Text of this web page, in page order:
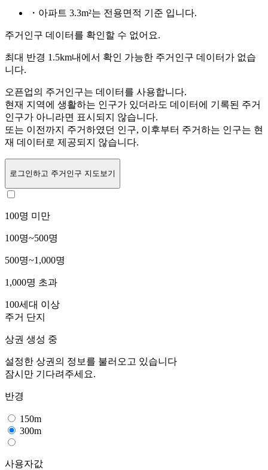
・아파트 3.3m²는 전용면적 기준 입니다.
주거인구 데이터를 확인할 수 없어요.
최대 반경 1.5km내에서 확인 가능한 주거인구 데이터가 없습
니다.
오픈업의 주거인구는 데이터를 사용합니다.
현재 지역에 생활하는 인구가 있더라도 데이터에 기록된 주거
인구가 아니라면 표시되지 않습니다.
또는 이전까지 주거하였던 인구, 이후부터 주거하는 인구는 현
재 데이터로 제공되지 않습니다.
로그인하고 주거인구 지도보기
100명 미만
100명~500명
500명~1,000명
1,000명 초과
100세대 이상
주거 단지
상권 생성 중
설정한 상권의 정보를 불러오고 있습니다
잠시만 기다려주세요.
반경
150m
300m
사용자값